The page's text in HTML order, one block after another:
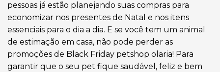
pessoas já estão planejando suas compras para
economizar nos presentes de Natal e nos itens
essenciais para o dia a dia. E se você tem um animal
de estimação em casa, não pode perder as
promoções de Black Friday petshop olaria! Para
garantir que o seu pet fique saudável, feliz e bem